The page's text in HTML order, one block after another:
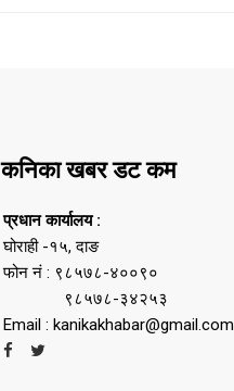
कनिका खबर डट कम
प्रधान कार्यालय :
घोराही -१५, दाङ
फोन नं : ९८५७८-४००९०
९८५७८-३४२५३
Email : kanikakhabar@gmail.com